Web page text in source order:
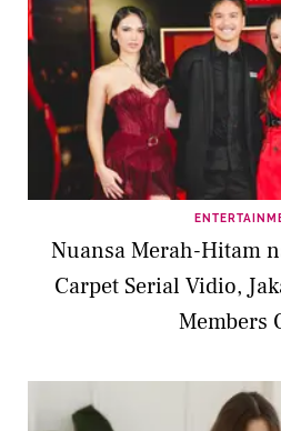
Nuansa Merah-Hitam
Carpet Serial Vidio,
Members